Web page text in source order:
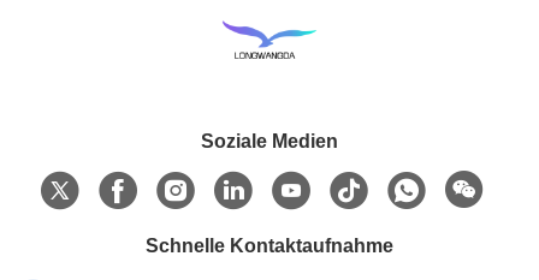
Soziale Medien
Schnelle Kontaktaufnahme